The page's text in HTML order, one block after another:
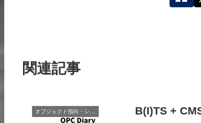
関連記事
オブジェクト指向・システム開発 B(I)TS +